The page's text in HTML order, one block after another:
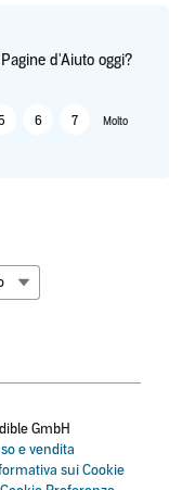
d'Aiuto oggi?
6 7 Molto
GmbH
e vendita
sui Cookie